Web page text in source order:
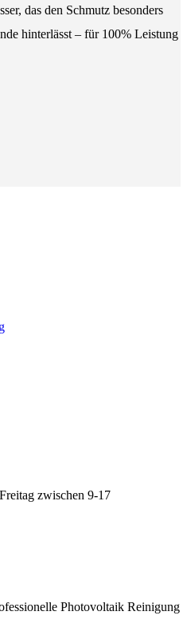
das den Schmutz besonders
hinterlässt – für 100% Leistung
zwischen 9-17
Photovoltaik Reinigung